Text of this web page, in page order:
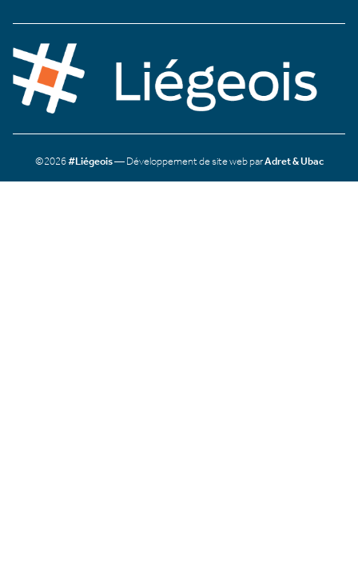
©2026#Liégeois— Développement de site web parAdret & Ubac